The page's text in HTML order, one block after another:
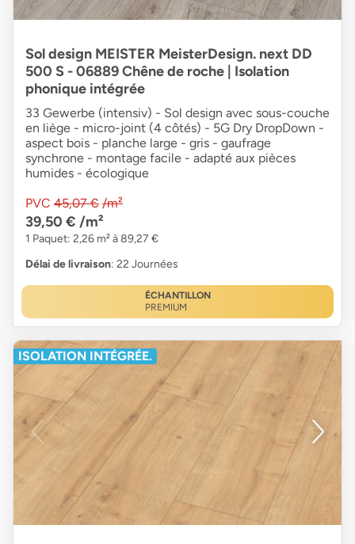
Sol design MEISTER MeisterDesign. next DD
500 S - 06889 Chêne de roche | Isolation
phonique intégrée
33 Gewerbe (intensiv) - Sol design avec sous-couche
en liège - micro-joint (4 côtés) - 5G Dry DropDown -
aspect bois - planche large - gris - gaufrage
synchrone - montage facile - adapté aux pièces
humides - écologique
PVC 45,07 € /m²
39,50 € /m²
1 Paquet: 2,26 m² à 89,27 €
Délai de livraison: 22 Journées
ÉCHANTILLON
PREMIUM
ISOLATION INTÉGRÉE.